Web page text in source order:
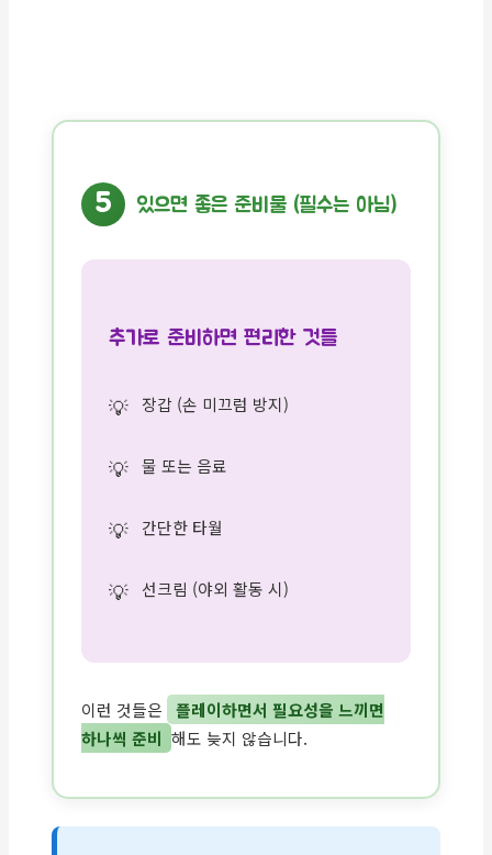
5 있으면 좋은 준비물 (필수는 아님)
추가로 준비하면 편리한 것들
장갑 (손 미끄럼 방지)
물 또는 음료
간단한 타월
선크림 (야외 활동 시)
이런 것들은
플레이하면서 필요성을 느끼면
하나씩 준비 해도 늦지 않습니다.